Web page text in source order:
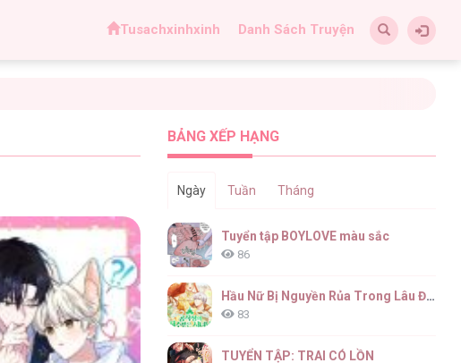
Tusachxinhxinh Danh Sách Truyện
BẢNG XẾP HẠNG
Ngày Tuần Tháng
Tuyển tập BOYLOVE màu sắc
86
Hầu Nữ Bị Nguyền Rủa Trong Lâu Đài Của Công Tước
83
TUYỂN TẬP: TRAI CÓ LỒN